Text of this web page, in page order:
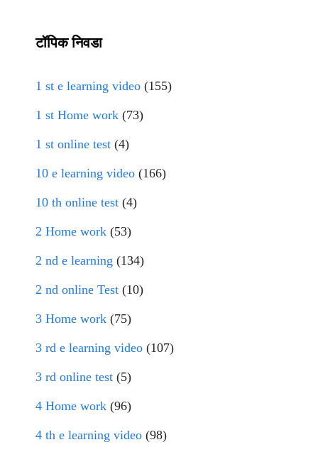
टॉपिक निवडा
1 st e learning video (155)
1 st Home work (73)
1 st online test (4)
10 e learning video (166)
10 th online test (4)
2 Home work (53)
2 nd e learning (134)
2 nd online Test (10)
3 Home work (75)
3 rd e learning video (107)
3 rd online test (5)
4 Home work (96)
4 th e learning video (98)